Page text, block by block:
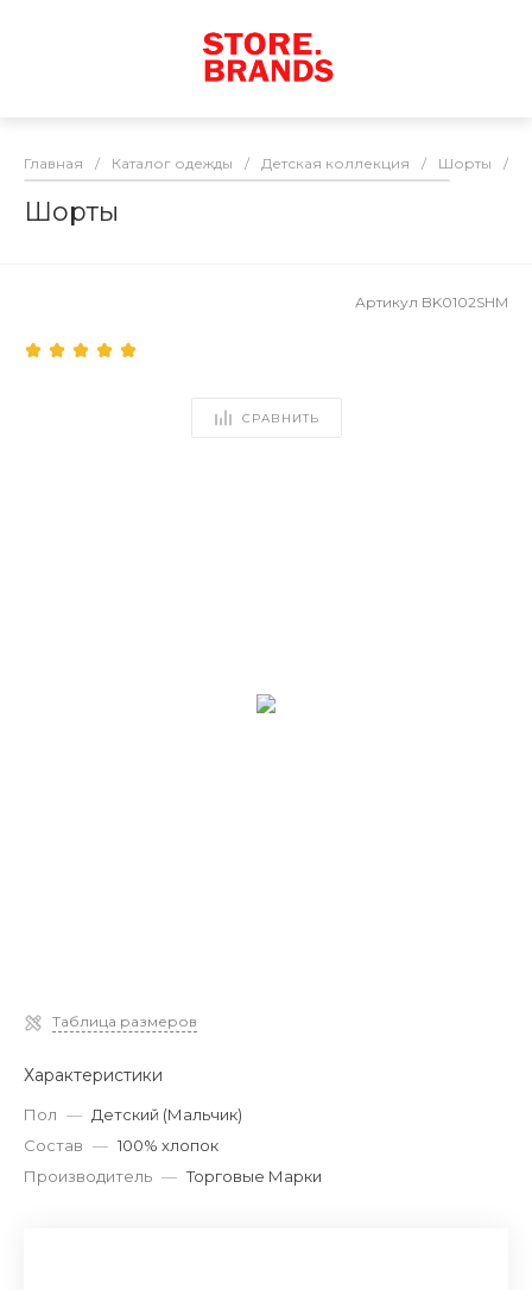
Главная / Каталог одежды / Детская коллекция / Шорты /
Шорты
Артикул BK0102SHM
СРАВНИТЬ
Таблица размеров
Характеристики
Пол — Детский (Мальчик)
Состав — 100% хлопок
Производитель — Торговые Марки